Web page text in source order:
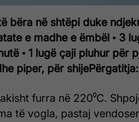
bëra në shtëpi duke
e madhe e ëmbël ▪ 3
▪ 1 lugë çaji pluhur për
piper, për shijePërgatitja:
furra në 220⁰C.
të vogla, pastaj